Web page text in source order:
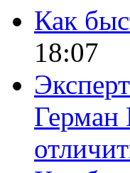
Как
18:07
Герман